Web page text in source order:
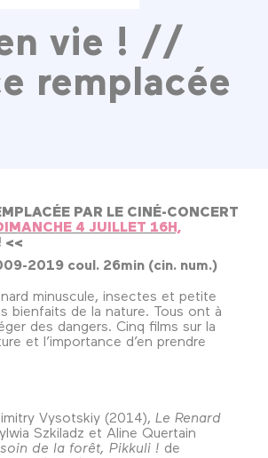
vie ! //
remplacée
PAR LE CINÉ-CONCERT
4 JUILLET 16H,
<<
2019 coul. 26min (cin. num.)
minuscule, insectes et petite
bienfaits de la nature. Tous ont à
des dangers. Cinq films sur la
et l’importance d’en prendre
Vysotskiy (2014), Le Renard
Szkiladz et Aline Quertain
de la forêt, Pikkuli ! de